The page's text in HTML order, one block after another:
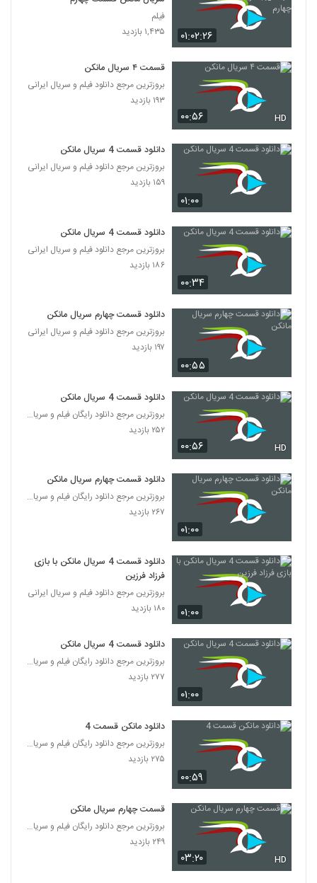
۰۱:۰۲:۲۶
فیلم
۱,۴۳۵ بازدید
۰۰:۵۶ HD
قسمت ۴ سریال مانکن
بروزترین مرجع دانلود فیلم و سریال ایرانی
۱۹۳ بازدید
۰۱:۰۰
دانلود قسمت 4 سریال مانکن
بروزترین مرجع دانلود فیلم و سریال ایرانی
۱۵۹ بازدید
۰۰:۳۴
دانلود قسمت 4 سریال مانکن
بروزترین مرجع دانلود فیلم و سریال ایرانی
۱۸۶ بازدید
۰۰:۵۵
دانلود قسمت چهارم سریال مانکن
بروزترین مرجع دانلود فیلم و سریال ایرانی
۱۹۷ بازدید
۰۰:۵۶ HD
دانلود قسمت 4 سریال مانکن
بروزترین مرجع دانلود رایگان فیلم و سریال ایرانی
۲۵۲ بازدید
۰۱:۰۰
دانلود قسمت چهارم سریال مانکن
بروزترین مرجع دانلود رایگان فیلم و سریال ایرانی
۲۶۷ بازدید
۰۱:۰۰
دانلود قسمت 4 سریال مانکن با بازی
فرزاد فرزین
بروزترین مرجع دانلود فیلم و سریال ایرانی
۱۸۰ بازدید
۰۱:۰۰
دانلود قسمت 4 سریال مانکن
بروزترین مرجع دانلود رایگان فیلم و سریال ایرانی
۲۷۷ بازدید
۰۰:۵۹
دانلود مانکن قسمت 4
بروزترین مرجع دانلود رایگان فیلم و سریال ایرانی
۲۷۵ بازدید
۰۳:۲۰ HD
قسمت چهارم سریال مانکن
بروزترین مرجع دانلود رایگان فیلم و سریال ایرانی
۲۴۹ بازدید